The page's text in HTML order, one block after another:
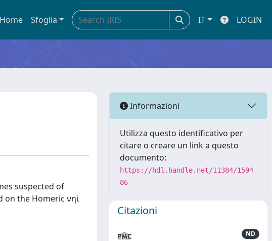
Home Sfoglia IT LOGIN
suspected of
the Homeric νηὶ
Informazioni
Utilizza questo identificativo per
citare o creare un link a questo
documento:
https://hdl.handle.net/11384/1594
86
Citazioni
ND